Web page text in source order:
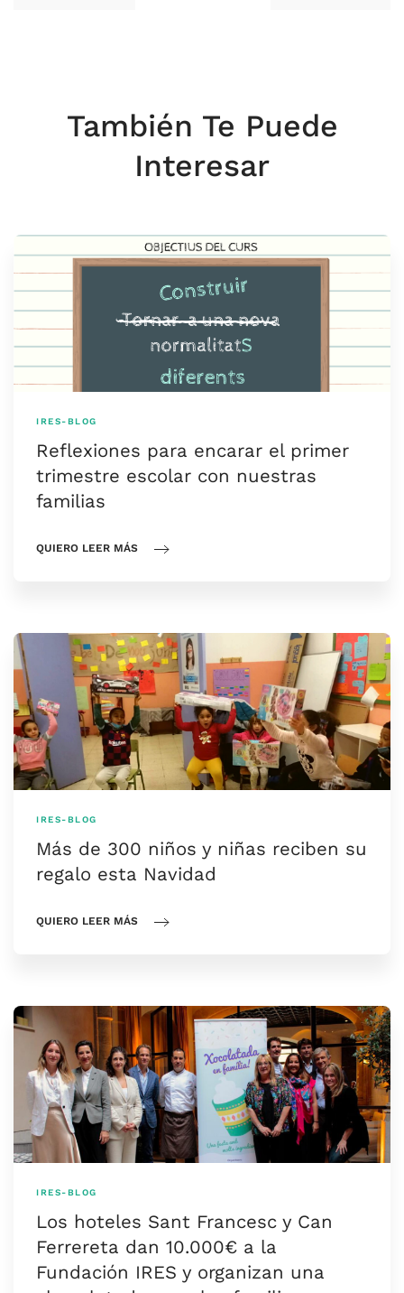
También Te Puede
Interesar
IRES-BLOG
Reflexiones para encarar el primer
trimestre escolar con nuestras
familias
QUIERO LEER MÁS
IRES-BLOG
Más de 300 niños y niñas reciben su
regalo esta Navidad
QUIERO LEER MÁS
IRES-BLOG
Los hoteles Sant Francesc y Can
Ferrereta dan 10.000€ a la
Fundación IRES y organizan una